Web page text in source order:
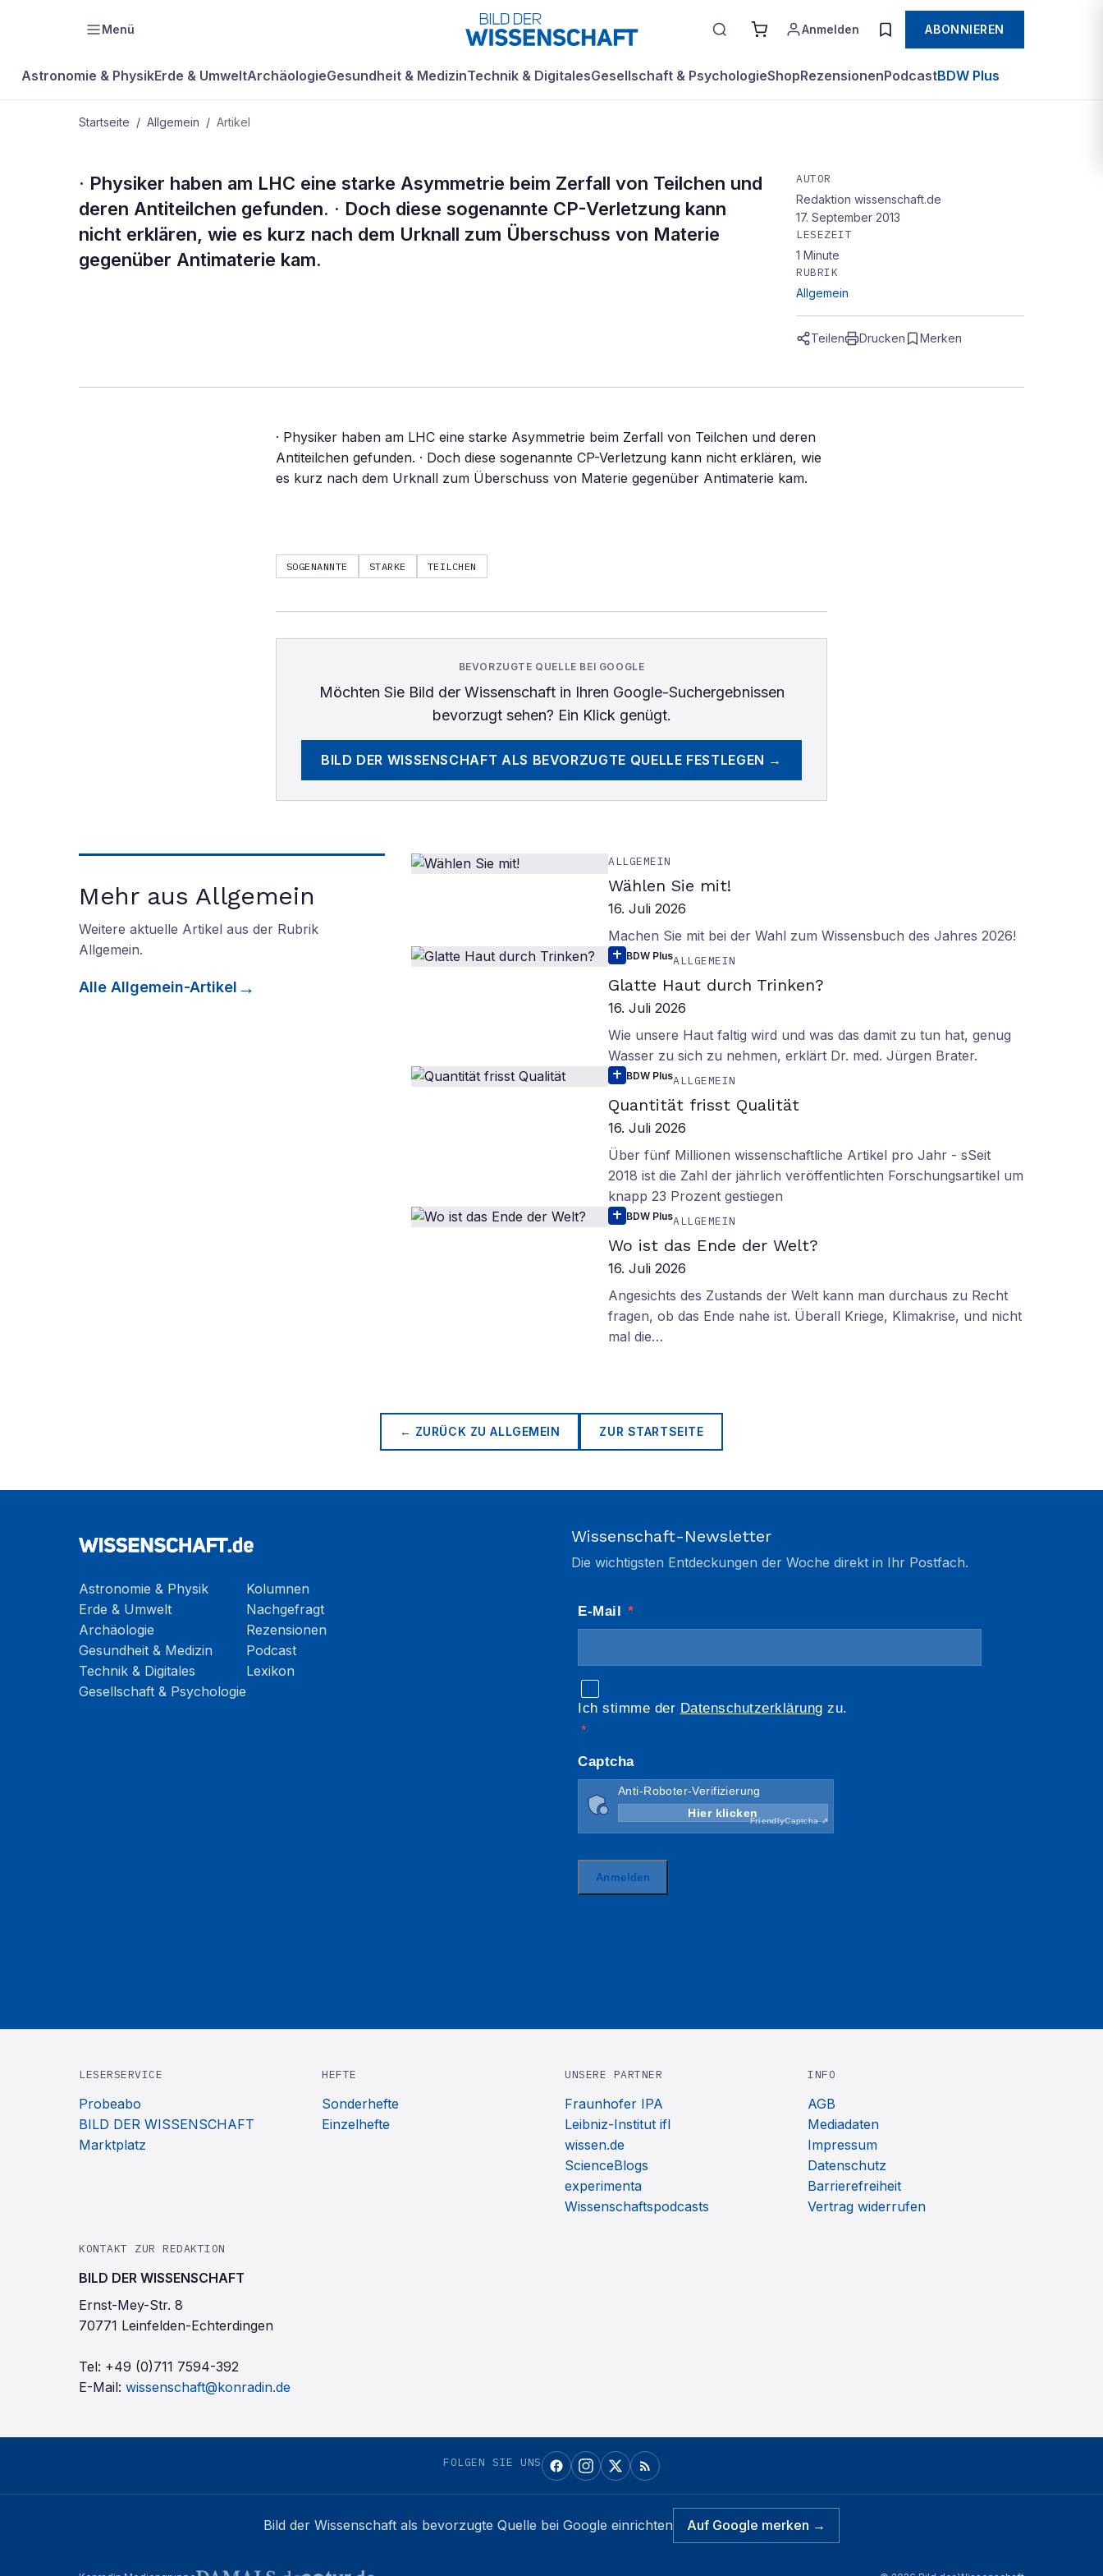
Menü Anmelden ABONNIEREN
Astronomie & PhysikErde & UmweltArchäologieGesundheit & MedizinTechnik & DigitalesGesellschaft & PsychologieShopRezensionenPodcastBDW Plus
Startseite / Allgemein / Artikel
ALLGEMEIN
Kompakt
· Physiker haben am LHC eine starke Asymmetrie beim Zerfall von Teilchen und
deren Antiteilchen gefunden. · Doch diese sogenannte CP-Verletzung kann
nicht erklären, wie es kurz nach dem Urknall zum Überschuss von Materie
gegenüber Antimaterie kam.
AUTOR
Redaktion wissenschaft.de
17. September 2013
LESEZEIT
1 Minute
RUBRIK
Allgemein
Teilen Drucken Merken
· Physiker haben am LHC eine starke Asymmetrie beim Zerfall von Teilchen und deren
Antiteilchen gefunden. · Doch diese sogenannte CP-Verletzung kann nicht erklären, wie
es kurz nach dem Urknall zum Überschuss von Materie gegenüber Antimaterie kam.
SOGENANNTE STARKE TEILCHEN
BEVORZUGTE QUELLE BEI GOOGLE
Möchten Sie Bild der Wissenschaftin Ihren Google-Suchergebnissen
bevorzugt sehen? Ein Klick genügt.
BILD DER WISSENSCHAFT ALS BEVORZUGTE QUELLE FESTLEGEN →
Mehr aus Allgemein
Weitere aktuelle Artikel aus der Rubrik
Allgemein.
Alle Allgemein-Artikel
ALLGEMEIN
Wählen Sie mit!
16. Juli 2026
Machen Sie mit bei der Wahl zum Wissensbuch des Jahres 2026!
BDW PlusALLGEMEIN
Glatte Haut durch Trinken?
16. Juli 2026
Wie unsere Haut faltig wird und was das damit zu tun hat, genug
Wasser zu sich zu nehmen, erklärt Dr. med. Jürgen Brater.
BDW PlusALLGEMEIN
Quantität frisst Qualität
16. Juli 2026
Über fünf Millionen wissenschaftliche Artikel pro Jahr - sSeit
2018 ist die Zahl der jährlich veröffentlichten Forschungsartikel um
knapp 23 Prozent gestiegen
BDW PlusALLGEMEIN
Wo ist das Ende der Welt?
16. Juli 2026
Angesichts des Zustands der Welt kann man durchaus zu Recht
fragen, ob das Ende nahe ist. Überall Kriege, Klimakrise, und nicht
mal die…
← ZURÜCK ZUALLGEMEIN ZUR STARTSEITE
Astronomie & Physik
Erde & Umwelt
Archäologie
Gesundheit & Medizin
Technik & Digitales
Gesellschaft & Psychologie
Kolumnen
Nachgefragt
Rezensionen
Podcast
Lexikon
Wissenschaft-Newsletter
Die wichtigsten Entdeckungen der Woche direkt in Ihr Postfach.
LESERSERVICE
Probeabo
BILD DER WISSENSCHAFT
Marktplatz
HEFTE
Sonderhefte
Einzelhefte
UNSERE PARTNER
Fraunhofer IPA
Leibniz-Institut ifl
wissen.de
ScienceBlogs
experimenta
Wissenschaftspodcasts
INFO
AGB
Mediadaten
Impressum
Datenschutz
Barrierefreiheit
Vertrag widerrufen
KONTAKT ZUR REDAKTION
BILD DER WISSENSCHAFT
Ernst-Mey-Str. 8
70771 Leinfelden-Echterdingen
Tel: +49 (0)711 7594-392
E-Mail: wissenschaft@konradin.de
FOLGEN SIE UNS
Bild der Wissenschaft als bevorzugte Quelle bei Google einrichten Auf Google merken →